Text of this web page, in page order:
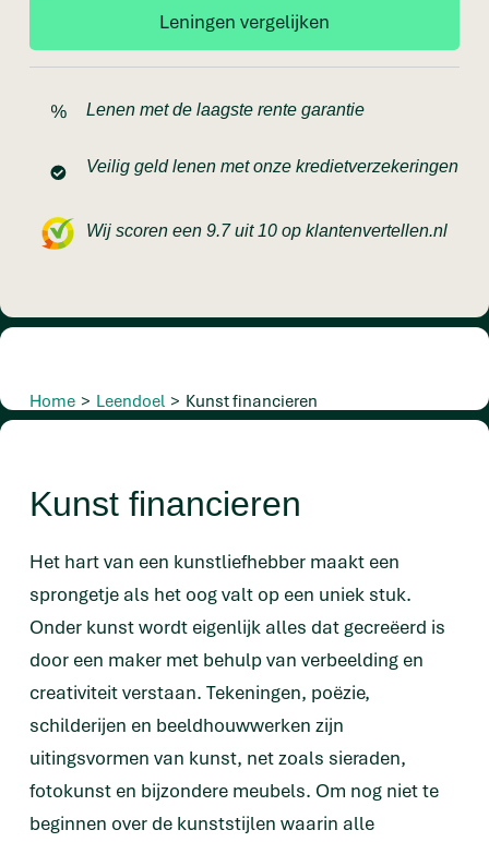
Lenen met de laagste rente garantie
Veilig geld lenen met onze kredietverzekeringen
Wij scoren een 9.7 uit 10 op klantenvertellen.nl
Home > Leendoel > Kunst financieren
Kunst financieren
Het hart van een kunstliefhebber maakt een
sprongetje als het oog valt op een uniek stuk.
Onder kunst wordt eigenlijk alles dat gecreëerd is
door een maker met behulp van verbeelding en
creativiteit verstaan. Tekeningen, poëzie,
schilderijen en beeldhouwwerken zijn
uitingsvormen van kunst, net zoals sieraden,
fotokunst en bijzondere meubels. Om nog niet te
beginnen over de kunststijlen waarin alle